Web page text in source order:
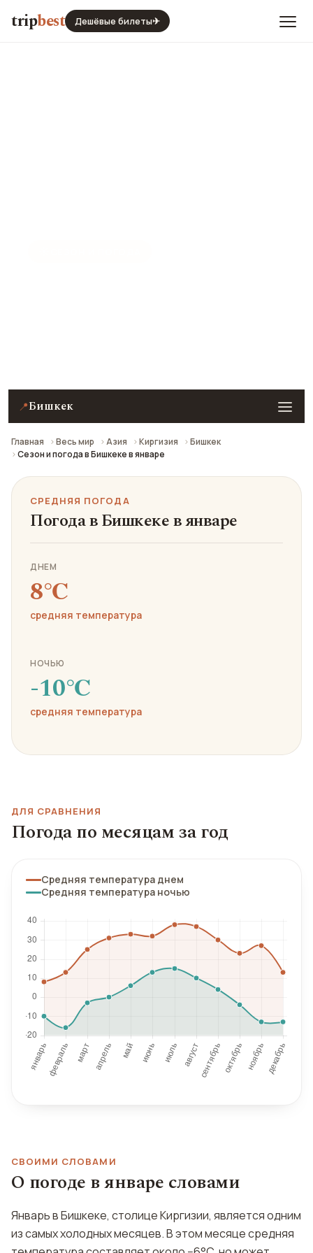
tripbest Дешёвые билеты✈
📍Бишкек
Главная Весь мир Азия Киргизия
Бишкек
Сезон и погода в Бишкеке в январе
СРЕДНЯЯ ПОГОДА
Погода в Бишкеке в январе
ДНЕМ
8℃
средняя температура
НОЧЬЮ
-10℃
средняя температура
ДЛЯ СРАВНЕНИЯ
Погода по месяцам за год
Средняя температура днем
Средняя температура ночью
СВОИМИ СЛОВАМИ
О погоде в январе словами
Январь в Бишкеке, столице Киргизии, является одним
из самых холодных месяцев. В этом месяце средняя